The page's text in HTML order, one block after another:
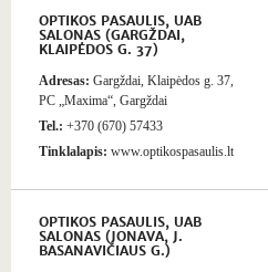
OPTIKOS PASAULIS, UAB
SALONAS (GARGŽDAI,
KLAIPĖDOS G. 37)
Adresas: Gargždai, Klaipėdos g. 37,
PC „Maxima“, Gargždai
Tel.: +370 (670) 57433
Tinklalapis: www.optikospasaulis.lt
OPTIKOS PASAULIS, UAB
SALONAS (JONAVA, J.
BASANAVIČIAUS G.)